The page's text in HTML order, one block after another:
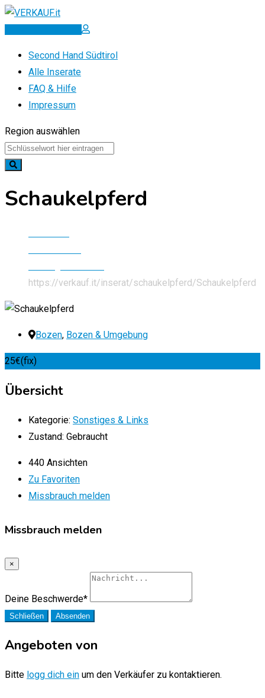
Zum
Inserat erstellen
Second Hand Südtirol
Alle Inserate
FAQ & Hilfe
Impressum
Region auswählen
Schaukelpferd
https://verkauf.it/inserat/schaukelpferd/Schaukelpferd
Bozen, Bozen & Umgebung
25€(fix)
Übersicht
Kategorie: Sonstiges & Links
Zustand: Gebraucht
440 Ansichten
Zu Favoriten
Missbrauch melden
Missbrauch melden
×
Deine Beschwerde*
Schließen Absenden
Angeboten von
Bitte logg dich ein um den Verkäufer zu kontaktieren.